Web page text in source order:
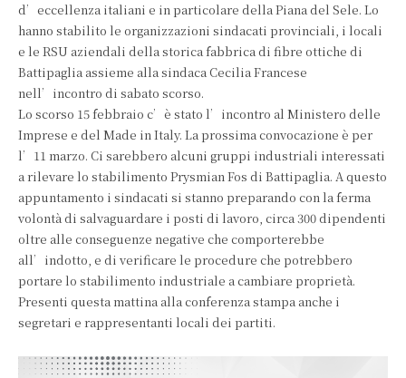
d’eccellenza italiani e in particolare della Piana del Sele. Lo
hanno stabilito le organizzazioni sindacati provinciali, i locali
e le RSU aziendali della storica fabbrica di fibre ottiche di
Battipaglia assieme alla sindaca Cecilia Francese
nell’incontro di sabato scorso.
Lo scorso 15 febbraio c’è stato l’incontro al Ministero delle
Imprese e del Made in Italy. La prossima convocazione è per
l’11 marzo. Ci sarebbero alcuni gruppi industriali interessati
a rilevare lo stabilimento Prysmian Fos di Battipaglia. A questo
appuntamento i sindacati si stanno preparando con la ferma
volontà di salvaguardare i posti di lavoro, circa 300 dipendenti
oltre alle conseguenze negative che comporterebbe
all’indotto, e di verificare le procedure che potrebbero
portare lo stabilimento industriale a cambiare proprietà.
Presenti questa mattina alla conferenza stampa anche i
segretari e rappresentanti locali dei partiti.